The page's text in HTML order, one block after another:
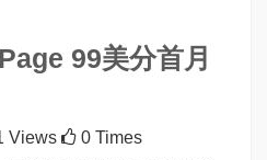
99美分首月
Views
0 Times